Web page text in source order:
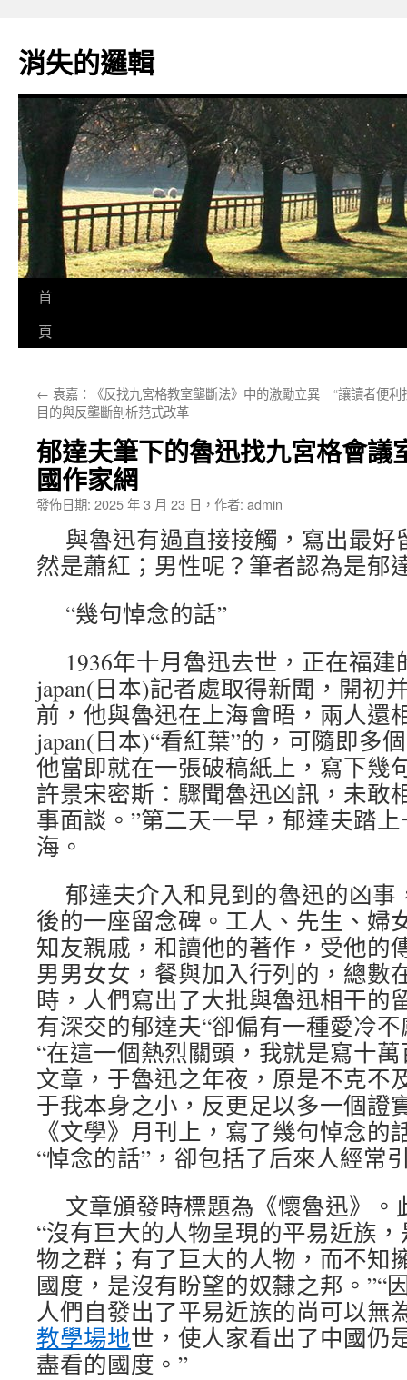
主
要
消失的邏輯
首
頁
← 袁嘉：《反找九宮格教室壟斷法》中的激勵立異
目的與反壟斷剖析范式改革
“讓讀者便
郁達夫筆下的魯迅找九宮格會議
國作家網
發佈日期: 2025 年 3 月 23 日 ， 作者: admin
與魯迅有過直接接觸，寫出最
然是蕭紅；男性呢？筆者認為是郁
“幾句悼念的話”
1936年十月魯迅去世，正在福
japan(日本)記者處取得新聞，開初
前，他與魯迅在上海會晤，兩人還
japan(日本)“看紅葉”的，可隨即多
他當即就在一張破稿紙上，寫下幾
許景宋密斯：驟聞魯迅凶訊，未敢
事面談。”第二天一早，郁達夫踏
海。
郁達夫介入和見到的魯迅的凶
後的一座留念碑。工人、先生、婦
知友親戚，和讀他的著作，受他的
男男女女，餐與加入行列的，總數
時，人們寫出了大批與魯迅相干的
有深交的郁達夫“卻偏有一種愛冷
“在這一個熱烈關頭，我就是寫十
文章，于魯迅之年夜，原是不克不
于我本身之小，反更足以多一個證
《文學》月刊上，寫了幾句悼念的
“悼念的話”，卻包括了后來人經常
文章頒發時標題為《懷魯迅》
“沒有巨大的人物呈現的平易近族
物之群；有了巨大的人物，而不知
國度，是沒有盼望的奴隸之邦。”“
人們自發出了平易近族的尚可以無
教學場地世，使人家看出了中國仍
盡看的國度。”